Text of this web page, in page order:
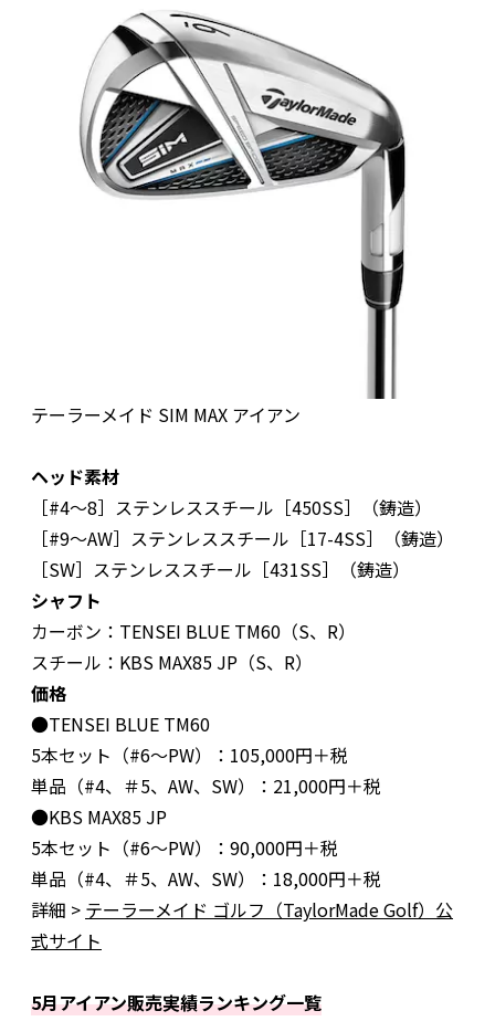
テーラーメイド SIM MAX アイアン
ヘッド素材
［#4〜8］ステンレススチール［450SS］（鋳造）
［#9〜AW］ステンレススチール［17-4SS］（鋳造）
［SW］ステンレススチール［431SS］（鋳造）
シャフト
カーボン：TENSEI BLUE TM60（S、R）
スチール：KBS MAX85 JP（S、R）
価格
●TENSEI BLUE TM60
5本セット（#6～PW）：105,000円＋税
単品（#4、＃5、AW、SW）：21,000円＋税
●KBS MAX85 JP
5本セット（#6～PW）：90,000円＋税
単品（#4、＃5、AW、SW）：18,000円＋税
詳細 > テーラーメイド ゴルフ（TaylorMade Golf）公
式サイト
5月アイアン販売実績ランキング一覧